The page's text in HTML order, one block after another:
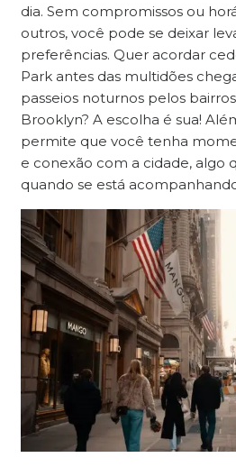
dia. Sem compromissos ou
outros, você pode se deixar
preferências. Quer acordar
Park antes das multidões
passeios noturnos pelos
Brooklyn? A escolha é sua!
permite que você tenha
e conexão com a cidade, algo
quando se está